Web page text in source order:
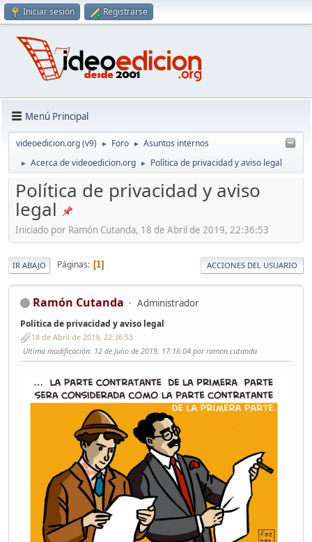
Iniciar sesión Registrarse
Menú Principal
videoedicion.org (v9) ► Foro ► Asuntos internos
► Acerca de videoedicion.org ► Política de privacidad y aviso legal
Política de privacidad y aviso
legal
Iniciado por Ramón Cutanda, 18 de Abril de 2019, 22:36:53
IR ABAJO Páginas 1 ACCIONES DEL USUARIO
Ramón Cutanda Administrador
Política de privacidad y aviso legal
18 de Abril de 2019, 22:36:53
Ultima modificación: 12 de Julio de 2019, 17:16:04 por ramon.cutanda